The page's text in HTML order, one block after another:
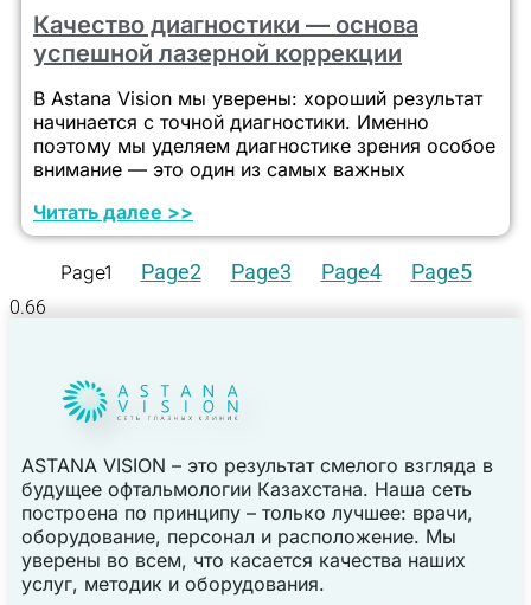
Качество диагностики — основа
успешной лазерной коррекции
В Astana Vision мы уверены: хороший результат
начинается с точной диагностики. Именно
поэтому мы уделяем диагностике зрения особое
внимание — это один из самых важных
Читать далее >>
Page1 Page2 Page3 Page4 Page5
ASTANA VISION – это результат смелого взгляда в
будущее офтальмологии Казахстана. Наша сеть
построена по принципу – только лучшее: врачи,
оборудование, персонал и расположение. Мы
уверены во всем, что касается качества наших
услуг, методик и оборудования.